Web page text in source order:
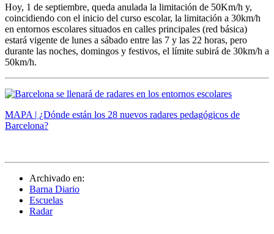
Hoy, 1 de septiembre, queda anulada la limitación de 50Km/h y,
coincidiendo con el inicio del curso escolar, la limitación a 30km/h
en entornos escolares situados en calles principales (red básica)
estará vigente de lunes a sábado entre las 7 y las 22 horas, pero
durante las noches, domingos y festivos, el límite subirá de 30km/h a
50km/h.
MAPA | ¿Dónde están los 28 nuevos radares pedagógicos de
Barcelona?
Archivado en:
Barna Diario
Escuelas
Radar